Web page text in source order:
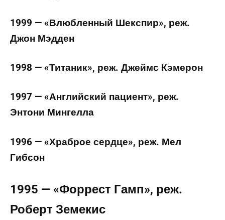
1999 — «Влюбленный Шекспир», реж.
Джон Мэдден
1998 — «Титаник», реж. Джеймс Кэмерон
1997 — «Английский пациент», реж.
Энтони Мингелла
1996 — «Храброе сердце», реж. Мел
Гибсон
1995 — «Форрест Гамп», реж.
Роберт Земекис